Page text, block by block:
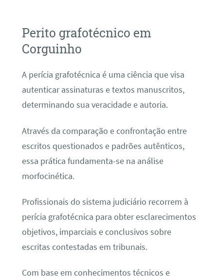
Perito grafotécnico em
Corguinho
A perícia grafotécnica é uma ciência que visa
autenticar assinaturas e textos manuscritos,
determinando sua veracidade e autoria.
Através da comparação e confrontação entre
escritos questionados e padrões autênticos,
essa prática fundamenta-se na análise
morfocinética.
Profissionais do sistema judiciário recorrem à
perícia grafotécnica para obter esclarecimentos
objetivos, imparciais e conclusivos sobre
escritas contestadas em tribunais.
Com base em conhecimentos técnicos e